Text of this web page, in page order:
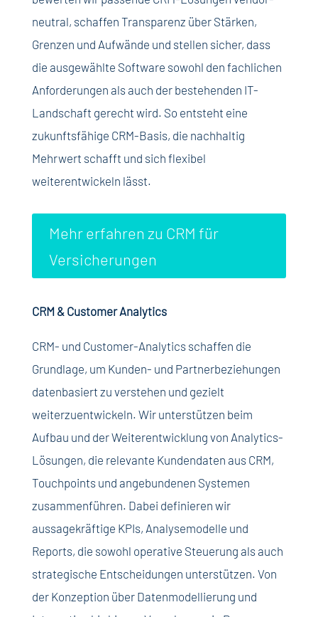
neutral, schaffen Transparenz über Stärken,
Grenzen und Aufwände und stellen sicher, dass
die ausgewählte Software sowohl den fachlichen
Anforderungen als auch der bestehenden IT-
Landschaft gerecht wird. So entsteht eine
zukunftsfähige CRM-Basis, die nachhaltig
Mehrwert schafft und sich flexibel
weiterentwickeln lässt.
Mehr erfahren zu CRM für
Versicherungen
CRM & Customer Analytics
CRM- und Customer-Analytics schaffen die
Grundlage, um Kunden- und Partnerbeziehungen
datenbasiert zu verstehen und gezielt
weiterzuentwickeln. Wir unterstützen beim
Aufbau und der Weiterentwicklung von Analytics-
Lösungen, die relevante Kundendaten aus CRM,
Touchpoints und angebundenen Systemen
zusammenführen. Dabei definieren wir
aussagekräftige KPIs, Analysemodelle und
Reports, die sowohl operative Steuerung als auch
strategische Entscheidungen unterstützen. Von
der Konzeption über Datenmodellierung und